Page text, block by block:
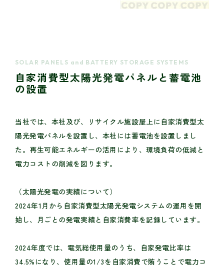
SOLAR PANELS and BATTERY STORAGE SYSTEMS
自家消費型太陽光発電パネルと蓄電池
の設置
当社では、本社及び、リサイクル施設屋上に自家消費型太
陽光発電パネルを設置し、本社には蓄電池を設置しまし
た。再生可能エネルギーの活用により、環境負荷の低減と
電力コストの削減を図ります。
（太陽光発電の実績について）
2024年1月から自家消費型太陽光発電システムの運用を開
始し、月ごとの発電実績と自家消費率を記録しています。
2024年度では、電気総使用量のうち、自家発電比率は
34.5%になり、使用量の1/3を自家消費で賄うことで電力コ